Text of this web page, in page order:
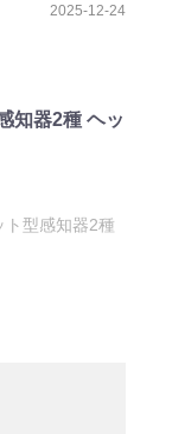
2025-12-24
知器2種 ヘッ
ト型感知器2種